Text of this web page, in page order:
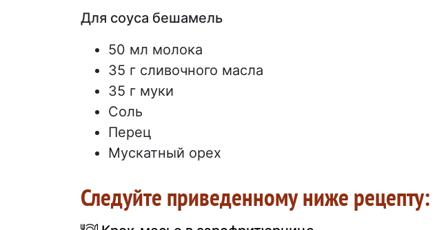
Для соуса бешамель
50 мл молока
35 г сливочного масла
35 г муки
Соль
Перец
Мускатный орех
Следуйте приведенному ниже рецепту: